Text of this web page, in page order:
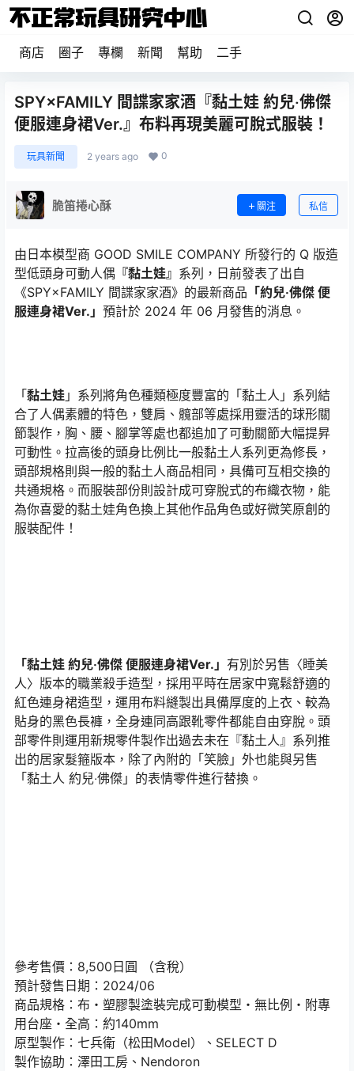
商店 圈子 專欄 新聞 幫助 二手
SPY×FAMILY 間諜家家酒『黏土娃 約兒‧佛傑
便服連身裙Ver.』布料再現美麗可脫式服裝！
玩具新聞 2 years ago 0
脆笛捲心酥 關注 私信
由日本模型商 GOOD SMILE COMPANY 所發行的 Q 版造
型低頭身可動人偶 『黏土娃』 系列，日前發表了出自
《SPY×FAMILY 間諜家家酒》的最新商品 「約兒‧佛傑 便
服連身裙Ver.」 預計於 2024 年 06 月發售的消息。
「黏土娃 」系列將角色種類極度豐富的「黏土人」系列結
合了人偶素體的特色，雙肩、髖部等處採用靈活的球形關
節製作，胸、腰、腳掌等處也都追加了可動關節大幅提昇
可動性。拉高後的頭身比例比一般黏土人系列更為修長，
頭部規格則與一般的黏土人商品相同，具備可互相交換的
共通規格。而服裝部份則設計成可穿脫式的布織衣物，能
為你喜愛的黏土娃角色換上其他作品角色或好微笑原創的
服裝配件！
「黏土娃 約兒‧佛傑 便服連身裙Ver.」 有別於另售〈睡美
人〉版本的職業殺手造型，採用平時在居家中寬鬆舒適的
紅色連身裙造型，運用布料縫製出具備厚度的上衣、較為
貼身的黑色長褲，全身連同高跟靴零件都能自由穿脫。頭
部零件則運用新規零件製作出過去未在『黏土人』系列推
出的居家髮箍版本，除了內附的「笑臉」外也能與另售
「黏土人 約兒‧佛傑」的表情零件進行替換。
參考售價：8,500日圓 （含稅）
預計發售日期：2024/06
商品規格：布・塑膠製塗裝完成可動模型・無比例・附專
用台座・全高：約140mm
原型製作：七兵衛（松田Model）、SELECT D
製作協助：澤田工房、Nendoron